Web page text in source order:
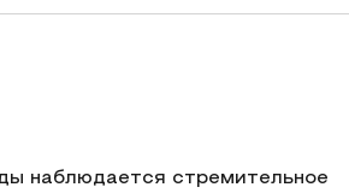
наблюдается стремительное